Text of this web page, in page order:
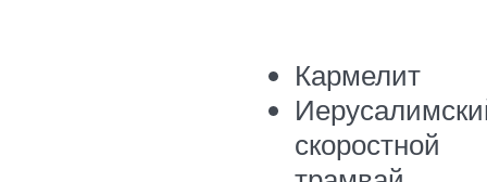
Кармелит
скоростной